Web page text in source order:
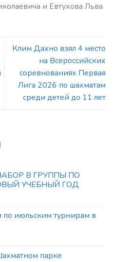
и Евтухова Льва
Клим Дахно взял 4 место
на Всероссийских
соревнованиях Первая
Лига 2026 по шахматам
среди детей до 11 лет
В ГРУППЫ ПО
УЧЕБНЫЙ ГОД
по июльским турнирам в
парке